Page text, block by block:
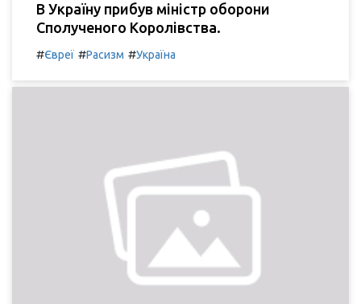
В Україну прибув міністр оборони
Сполученого Королівства.
#Євреї #Расизм #Україна